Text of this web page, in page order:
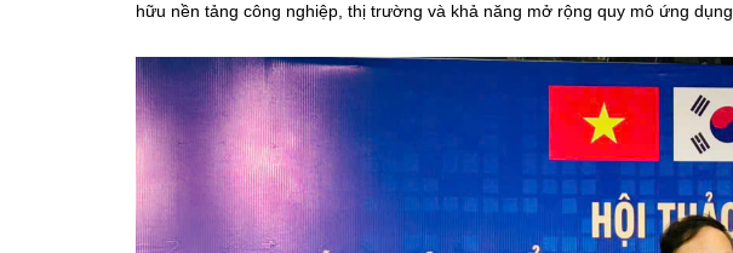
hữu nền tảng công nghiệp, thị trường và khả năng mở rộng quy mô ứng dụng.